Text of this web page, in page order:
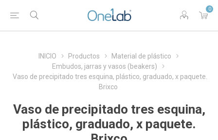
0
INICIO Productos
Material de plástico
Embudos, jarras y vasos (beakers)
Vaso de precipitado tres esquina, plástico, graduado, x paquete.
Brixco
Vaso de precipitado tres esquina,
plástico, graduado, x paquete.